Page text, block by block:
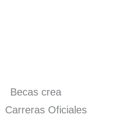
Becas crea
Carreras Oficiales